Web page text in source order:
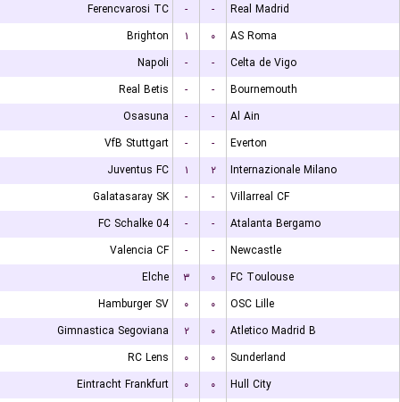
Ferencvarosi TC
- -
Real Madrid
Brighton
۱ ۰
AS Roma
Napoli
- -
Celta de Vigo
Real Betis
- -
Bournemouth
Osasuna
- -
Al Ain
VfB Stuttgart
- -
Everton
Juventus FC
۱ ۲
Internazionale Milano
Galatasaray SK
- -
Villarreal CF
FC Schalke 04
- -
Atalanta Bergamo
Valencia CF
- -
Newcastle
Elche
۳ ۰
FC Toulouse
Hamburger SV
۰ ۰
OSC Lille
Gimnastica Segoviana
۲ ۰
Atletico Madrid B
RC Lens
۰ ۰
Sunderland
Eintracht Frankfurt
۰ ۰
Hull City